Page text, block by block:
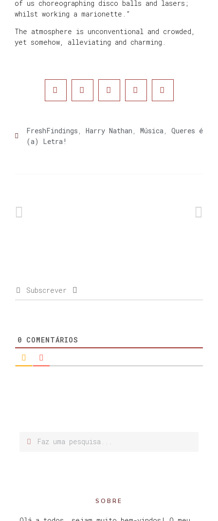
of us choreographing disco balls and lasers;
whilst working a marionette.”
The atmosphere is unconventional and crowded,
yet somehow, alleviating and charming.
FreshFindings Harry Nathan Música
Queres é
(a) Letra!
Subscrever
0 COMENTÁRIOS
SOBRE